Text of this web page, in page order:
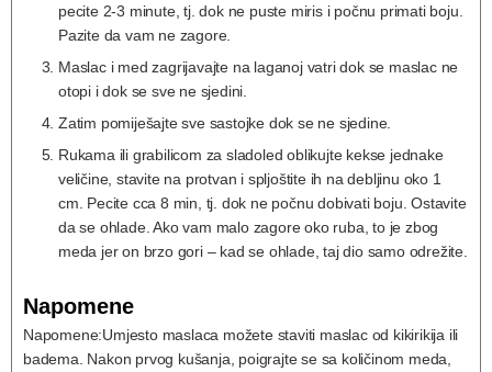
pecite 2-3 minute, tj. dok ne puste miris i počnu primati boju.
Pazite da vam ne zagore.
Maslac i med zagrijavajte na laganoj vatri dok se maslac ne
otopi i dok se sve ne sjedini.
Zatim pomiješajte sve sastojke dok se ne sjedine.
Rukama ili grabilicom za sladoled oblikujte kekse jednake
veličine, stavite na protvan i spljoštite ih na debljinu oko 1
cm. Pecite cca 8 min, tj. dok ne počnu dobivati boju. Ostavite
da se ohlade. Ako vam malo zagore oko ruba, to je zbog
meda jer on brzo gori – kad se ohlade, taj dio samo odrežite.
Napomene
Napomene:Umjesto maslaca možete staviti maslac od kikirikija ili
badema. Nakon prvog kušanja, poigrajte se sa količinom meda,